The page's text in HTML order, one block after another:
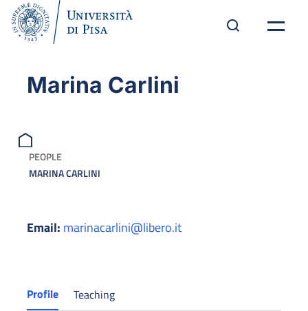
Marina Carlini
PEOPLE
MARINA CARLINI
Email: marinacarlini@libero.it
Profile Teaching